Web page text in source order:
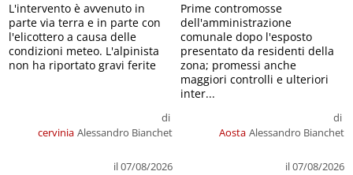
cervinia
di
Alessandro Bianchet
il 07/08/2026
L'intervento è avvenuto in
parte via terra e in parte con
l'elicottero a causa delle
condizioni meteo. L'alpinista
non ha riportato gravi ferite
Aosta
di
Alessandro Bianchet
il 07/08/2026
Prime contromosse
dell'amministrazione
comunale dopo l'esposto
presentato da residenti della
zona; promessi anche
maggiori controlli e ulteriori
inter...